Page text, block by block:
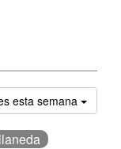
esta semana